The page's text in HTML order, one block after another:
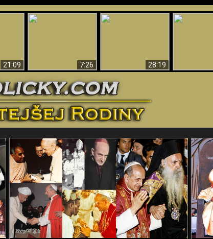
21:09
7:26 28:19